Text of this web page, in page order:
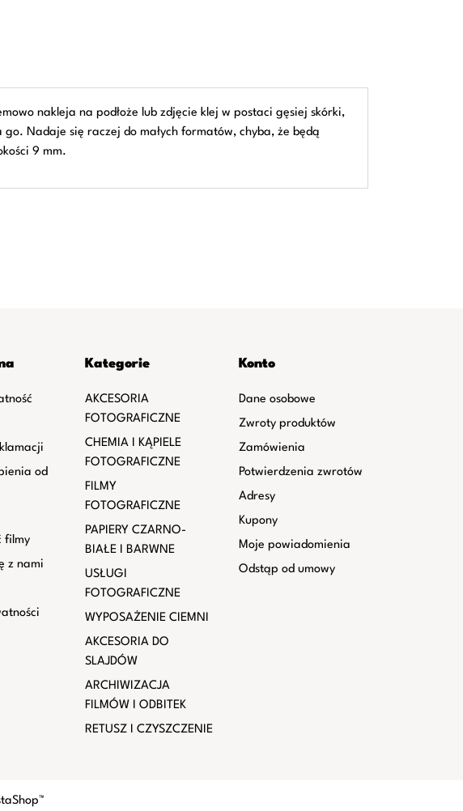
nakleja na podłoże lub zdjęcie klej w postaci gęsiej skórki,
Nadaje się raczej do małych formatów, chyba, że będą
9 mm.
od
filmy
z nami
Kategorie
AKCESORIA
FOTOGRAFICZNE
CHEMIA I KĄPIELE
FOTOGRAFICZNE
FILMY
FOTOGRAFICZNE
PAPIERY CZARNO-
BIAŁE I BARWNE
USŁUGI
FOTOGRAFICZNE
WYPOSAŻENIE CIEMNI
AKCESORIA DO
SLAJDÓW
ARCHIWIZACJA
FILMÓW I ODBITEK
RETUSZ I CZYSZCZENIE
Konto
Dane osobowe
Zwroty produktów
Zamówienia
Potwierdzenia zwrotów
Adresy
Kupony
Moje powiadomienia
Odstąp od umowy